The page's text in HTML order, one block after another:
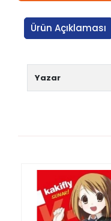
Ürün Açıklaması
Yazar